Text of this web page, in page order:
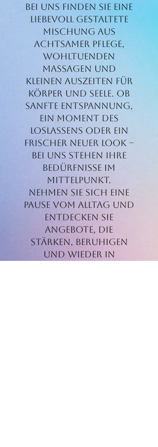
Bei uns finden Sie eine
liebevoll gestaltete
Mischung aus
achtsamer Pflege,
wohltuenden
Massagen und
kleinen Auszeiten für
Körper und Seele. Ob
sanfte Entspannung,
ein Moment des
Loslassens oder ein
frischer neuer Look –
bei uns stehen Ihre
Bedürfnisse im
Mittelpunkt.
Nehmen Sie sich eine
Pause vom Alltag und
entdecken Sie
Angebote, die
stärken, beruhigen
und wieder in